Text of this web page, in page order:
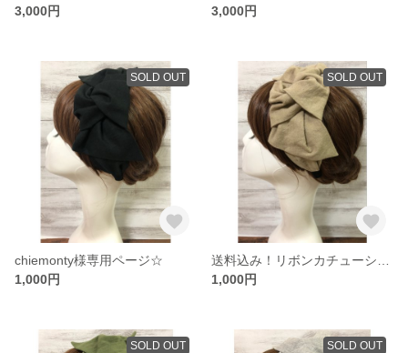
3,000円
3,000円
SOLD OUT
chiemonty様専用ページ☆
1,000円
SOLD OUT
1,000円
SOLD OUT SOLD OUT